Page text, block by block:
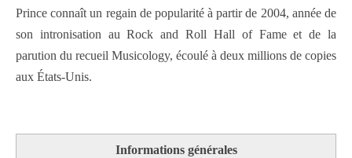
Prince connaît un regain de popularité à partir de 2004, année de
son intronisation au Rock and Roll Hall of Fame et de la
parution du recueil Musicology, écoulé à deux millions de copies
aux États-Unis.
Informations générales